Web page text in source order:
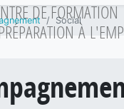
DE FORMATION
À
Social